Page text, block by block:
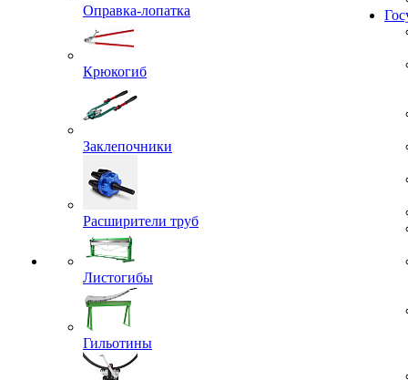
Оправка-лопатка
Крюкогиб
Заклепочники
Расширители труб
Листогибы
Гильотины